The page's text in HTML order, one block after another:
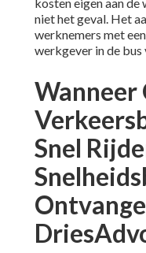
niet het geval. Het
werknemers met
werkgever in de
Wanneer
Snel